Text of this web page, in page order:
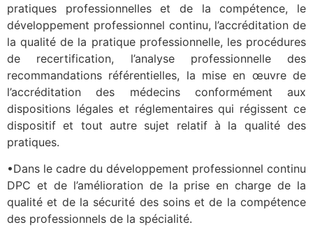
pratiques professionnelles et de la compétence, le
développement professionnel continu, l’accréditation de
la qualité de la pratique professionnelle, les procédures
de recertification, l’analyse professionnelle des
recommandations référentielles, la mise en œuvre de
l’accréditation des médecins conformément aux
dispositions légales et réglementaires qui régissent ce
dispositif et tout autre sujet relatif à la qualité des
pratiques.
•Dans le cadre du développement professionnel continu
DPC et de l’amélioration de la prise en charge de la
qualité et de la sécurité des soins et de la compétence
des professionnels de la spécialité.